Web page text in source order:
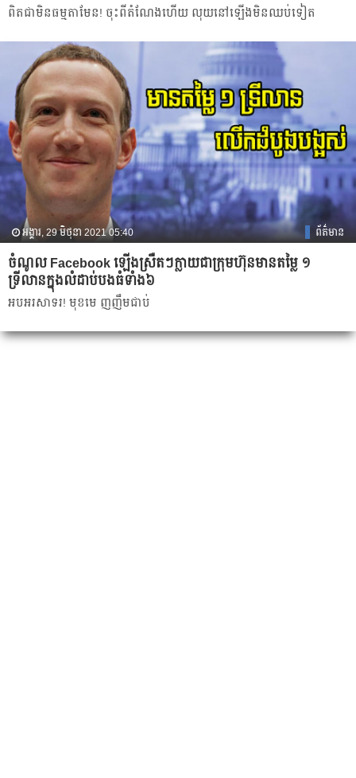
ពិតជាមិនធម្មតាមែន! ចុះពីតំណែងហើយ លុយនៅឡើងមិនឈប់ទៀត
អង្គារ, 29 មិថុនា 2021 05:40 ព័ត៌មាន
ចំណូល​ ​Facebook ​ឡើង​ស្រឺតៗ​ក្លាយជា​ក្រុមហ៊ុន​មាន​តម្លៃ ១
ទ្រីលាន​ក្នុង​លំដាប់​បងធំ​ទាំង​៦​
អបអរសាទរ! មុខមេ ញញឹមជាប់